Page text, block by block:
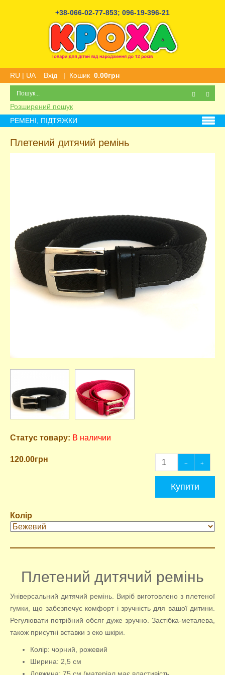
+38-066-02-77-853; 096-19-396-21
RU | UA Вхід | Кошик 0.00грн
Розширений пошук
РЕМЕНІ, ПІДТЯЖКИ
Плетений дитячий ремінь
Статус товару: В наличии
120.00грн
Купити
Колір
Плетений дитячий ремінь
Універсальний дитячий ремінь. Виріб виготовлено з плетеної
гумки, що забезпечує комфорт і зручність для вашої дитини.
Регулювати потрібний обсяг дуже зручно. Застібка-металева,
також присутні вставки з еко шкіри.
Колір: чорний, рожевий
Ширина: 2,5 см